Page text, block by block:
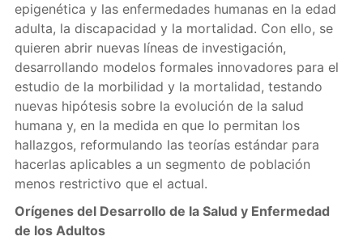
epigenética y las enfermedades humanas en la edad
adulta, la discapacidad y la mortalidad. Con ello, se
quieren abrir nuevas líneas de investigación,
desarrollando modelos formales innovadores para el
estudio de la morbilidad y la mortalidad, testando
nuevas hipótesis sobre la evolución de la salud
humana y, en la medida en que lo permitan los
hallazgos, reformulando las teorías estándar para
hacerlas aplicables a un segmento de población
menos restrictivo que el actual.
Orígenes del Desarrollo de la Salud y Enfermedad
de los Adultos